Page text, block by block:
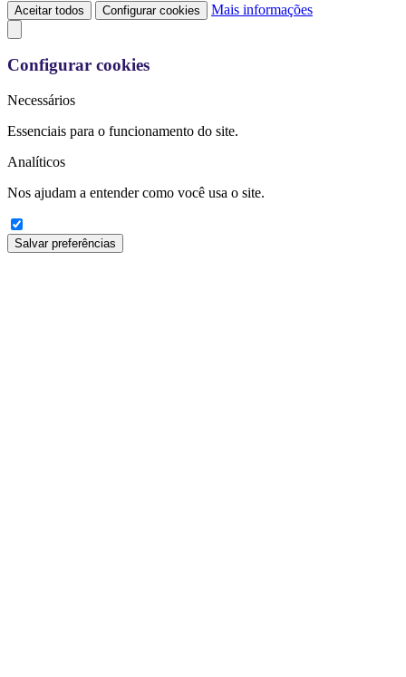
Aceitar todos Configurar cookies Mais informações
Configurar cookies
Necessários
Essenciais para o funcionamento do site.
Analíticos
Nos ajudam a entender como você usa o site.
Salvar preferências